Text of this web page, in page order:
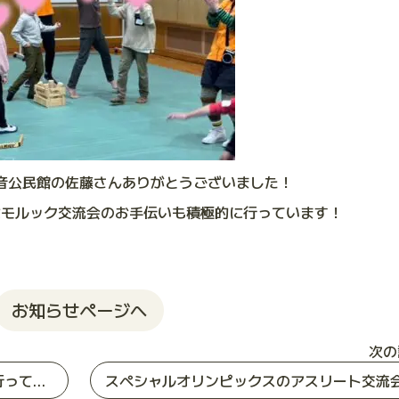
民館の佐藤さんありがとうございました！
ルック交流会のお手伝いも積極的に行っています！
お知らせページへ
インクルーシブ スポレク&コンサートに行ってきました
次